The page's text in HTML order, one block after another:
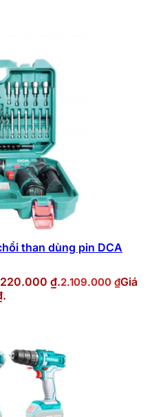
than dùng pin DCA
₫.2.109.000 ₫Giá